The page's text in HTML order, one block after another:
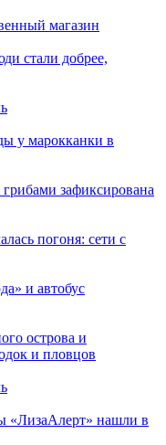
магазин
стали добрее,
у марокканки в
грибами зафиксирована
погоня: сети с
и автобус
острова и
и пловцов
«ЛизаАлерт» нашли в